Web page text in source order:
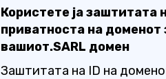
Користете ја заштитата
приватноста на доменот
вашиот.SARL домен
Заштитата на ID на